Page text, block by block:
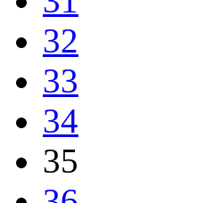
32
33
34
35